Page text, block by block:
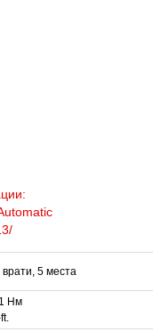
5 места
Нм